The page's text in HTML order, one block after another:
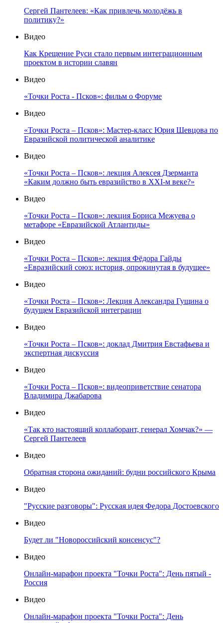
Сергей Пантелеев: «Как привлечь молодёжь в
политику?»
Видео
Как Крещение Руси стало первым интеграционным
проектом в истории славян
Видео
«Точки Роста - Псков»: фильм о Форуме
Видео
«Точки Роста – Псков»: Мастер-класс Юрия Шевцова по
Евразийской политической аналитике
Видео
«Точки Роста – Псков»: лекция Алексея Дзерманта
«Каким должно быть евразийство в XXI-м веке?»
Видео
«Точки Роста – Псков»: лекция Бориса Межуева о
метафоре «Евразийской Атлантиды»
Видео
«Точки Роста – Псков»: лекция Фёдора Гайды
«Евразийский союз: история, опрокинутая в будущее»
Видео
«Точки Роста – Псков»: Лекция Александра Гущина о
будущем Евразийской интеграции
Видео
«Точки Роста – Псков»: доклад Дмитрия Евстафьева и
экспертная дискуссия
Видео
«Точки Роста – Псков»: видеоприветствие сенатора
Владимира Джабарова
Видео
«Так кто настоящий коллаборант, генерал Хомчак?» —
Сергей Пантелеев
Видео
Обратная сторона ожиданий: будни российского Крыма
Видео
"Русские разговоры": Русская идея Федора Достоевского
Видео
Будет ли "Новороссийский консенсус"?
Видео
Онлайн-марафон проекта "Точки Роста": День пятый -
Россия
Видео
Онлайн-марафон проекта "Точки Роста": День